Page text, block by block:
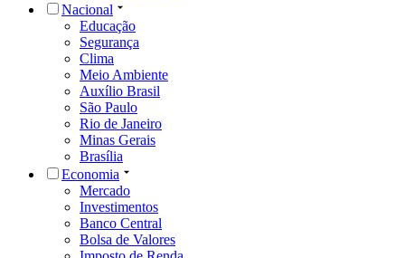
Nacional
Educação
Segurança
Clima
Meio Ambiente
Auxílio Brasil
São Paulo
Rio de Janeiro
Minas Gerais
Brasília
Economia
Mercado
Investimentos
Banco Central
Bolsa de Valores